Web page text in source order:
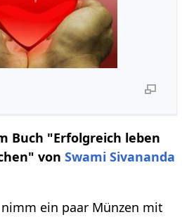
Buch "Erfolgreich leben
vonSwami Sivananda
ein paar Münzen mit